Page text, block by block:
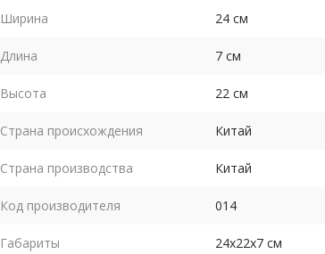
Ширина 24 см
Длина 7 см
Высота 22 см
Страна происхождения Китай
Страна производства Китай
Код производителя 014
Габариты 24х22х7 см